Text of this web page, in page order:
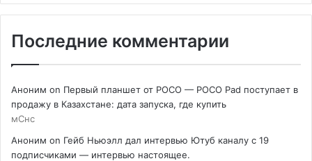
Последние комментарии
Аноним on Первый планшет от POCO — POCO Pad поступает в
продажу в Казахстане: дата запуска, где купить
мСнс
Аноним on Гейб Ньюэлл дал интервью Ютуб каналу с 19
подписчиками — интервью настоящее.